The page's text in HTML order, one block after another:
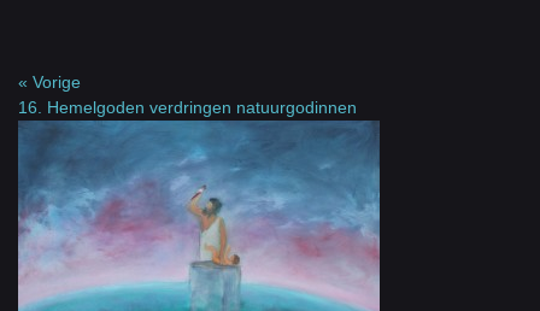
« Vorige
16. Hemelgoden verdringen natuurgodinnen